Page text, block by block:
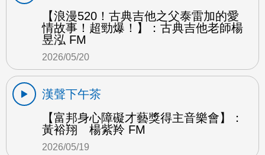
【浪漫520！古典吉他之父泰雷加的愛
情故事！超勁爆！】：古典吉他老師楊
昱泓 FM
2026/05/20
漢聲下午茶
【富邦身心障礙才藝獎得主音樂會】：
黃裕翔 楊紫羚 FM
2026/05/19